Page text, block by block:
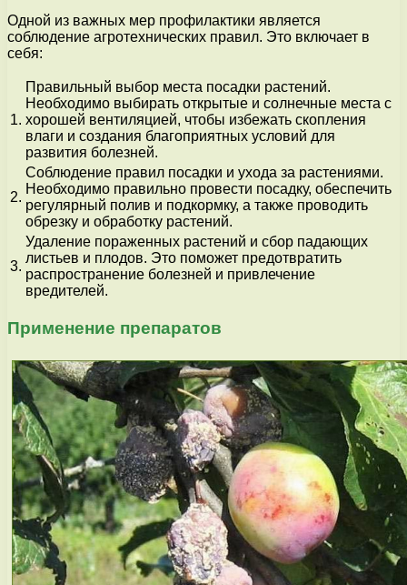
Одной из важных мер профилактики является
соблюдение агротехнических правил. Это включает в
себя:
1.
Правильный выбор места посадки растений.
Необходимо выбирать открытые и солнечные места с
хорошей вентиляцией, чтобы избежать скопления
влаги и создания благоприятных условий для
развития болезней.
2.
Соблюдение правил посадки и ухода за растениями.
Необходимо правильно провести посадку, обеспечить
регулярный полив и подкормку, а также проводить
обрезку и обработку растений.
3.
Удаление пораженных растений и сбор падающих
листьев и плодов. Это поможет предотвратить
распространение болезней и привлечение
вредителей.
Применение препаратов